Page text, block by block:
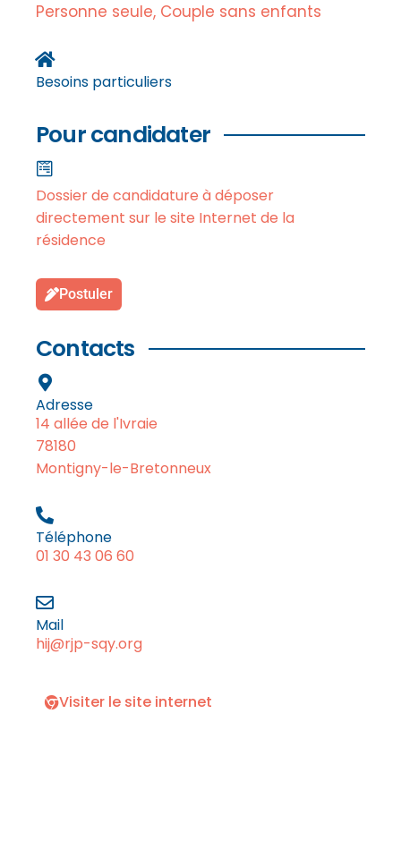
Personne seule, Couple sans enfants
Besoins particuliers
Pour candidater
Dossier de candidature à déposer
directement sur le site Internet de la
résidence
Postuler
Contacts
Adresse
14 allée de l'Ivraie
78180
Montigny-le-Bretonneux
Téléphone
01 30 43 06 60
Mail
hij@rjp-sqy.org
Visiter le site internet